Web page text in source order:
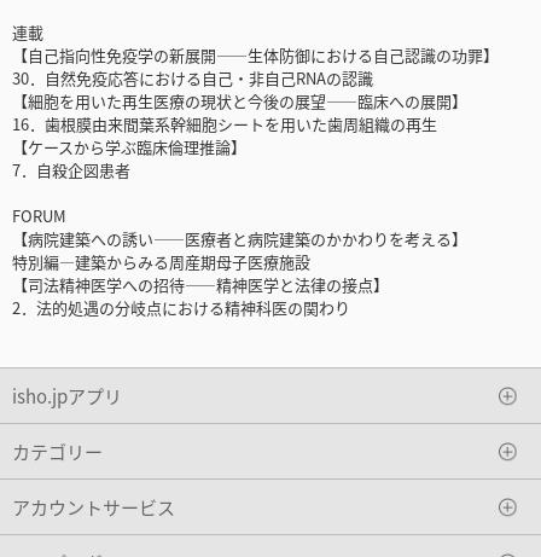
連載
【自己指向性免疫学の新展開――生体防御における自己認識の功罪】
30．自然免疫応答における自己・非自己RNAの認識
【細胞を用いた再生医療の現状と今後の展望――臨床への展開】
16．歯根膜由来間葉系幹細胞シートを用いた歯周組織の再生
【ケースから学ぶ臨床倫理推論】
7．自殺企図患者
FORUM
【病院建築への誘い――医療者と病院建築のかかわりを考える】
特別編―建築からみる周産期母子医療施設
【司法精神医学への招待――精神医学と法律の接点】
2．法的処遇の分岐点における精神科医の関わり
isho.jpアプリ
カテゴリー
アカウントサービス